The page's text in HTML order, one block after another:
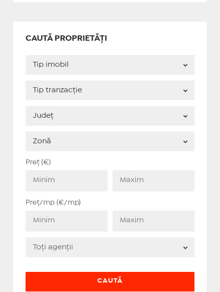
CAUTĂ PROPRIETĂȚI
Preț (€)
Preț/mp (€/mp)